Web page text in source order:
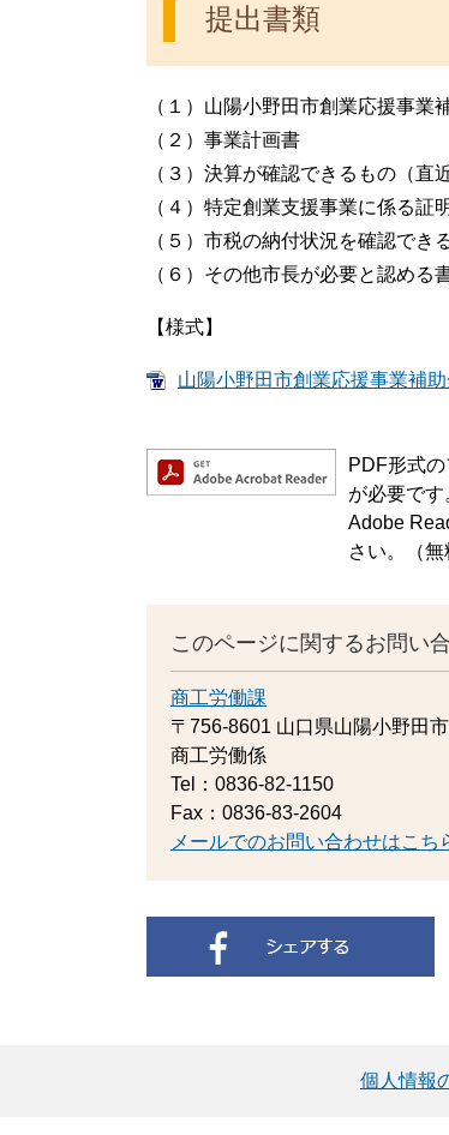
提出書類
（１）山陽小野田市創業応援事業
（２）事業計画書
（３）決算が確認できるもの（直
（４）特定創業支援事業に係る証
（５）市税の納付状況を確認でき
（６）その他市長が必要と認める
【様式】
山陽小野田市創業応援事業補
PDF形式
が必要です
Adobe
さい。（無
このページに関するお問い
商工労働課
〒756-8601 山口県山陽小野田
商工労働係
Tel：0836-82-1150
Fax：0836-83-2604
メールでのお問い合わせはこち
個人情報